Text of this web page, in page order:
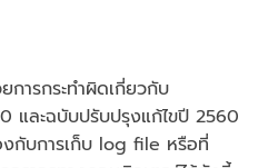
ารกระทำผิดเกี่ยวกับ
และฉบับปรับปรุงแก้ไขปี 2560
กับการเก็บ log file หรือที่